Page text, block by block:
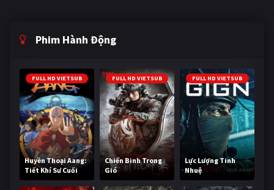
Phim Hành Động
FULL HD VIETSUB
Huyền Thoại Aang:
Tiết Khí Sư Cuối
Cùng
FULL HD VIETSUB
Chiến Binh Trong
Gió
FULL HD VIETSUB
Lực Lượng Tinh
Nhuệ